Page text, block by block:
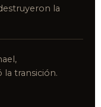
la
la transición.